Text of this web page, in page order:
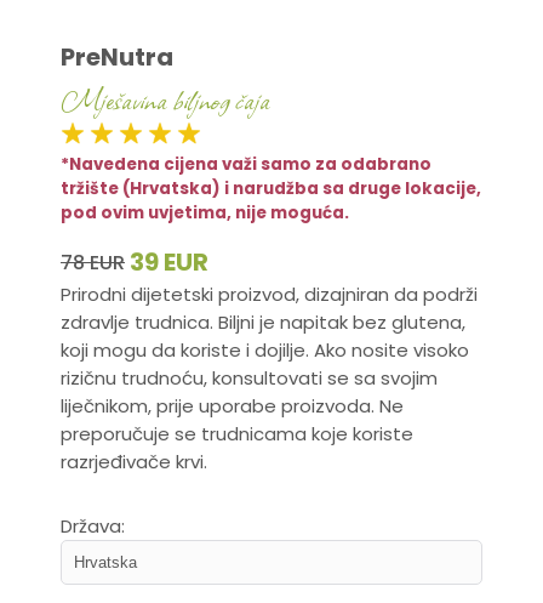
PreNutra
Mješavina biljnog čaja
*Navedena cijena važi samo za odabrano
tržište (Hrvatska) i narudžba sa druge lokacije,
pod ovim uvjetima, nije moguća.
78 EUR 39 EUR
Prirodni dijetetski proizvod, dizajniran da podrži
zdravlje trudnica. Biljni je napitak bez glutena,
koji mogu da koriste i dojilje. Ako nosite visoko
rizičnu trudnoću, konsultovati se sa svojim
liječnikom, prije uporabe proizvoda. Ne
preporučuje se trudnicama koje koriste
razrjeđivače krvi.
Država: